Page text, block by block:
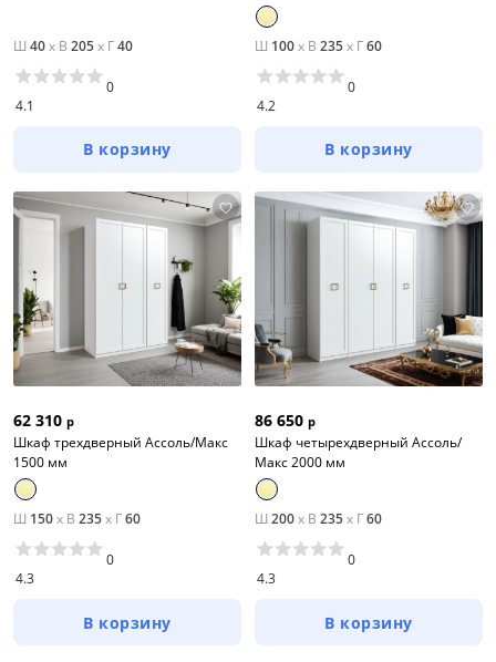
Ш 40x В 205x Г40
4.1
0
В корзину
Ш 100x В 235x Г60
4.2
0
В корзину
62 310 р
Шкаф трехдверный Ассоль/Макс
1500 мм
Ш 150x В 235x Г60
4.3
0
В корзину
86 650 р
Шкаф четырехдверный Ассоль/
Макс 2000 мм
Ш 200x В 235x Г60
4.3
0
В корзину